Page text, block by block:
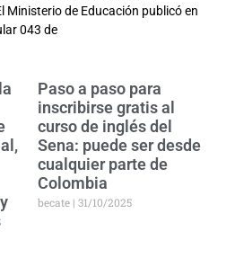
Ministerio de Educación publicó en
043 de
Paso a paso para
inscribirse gratis al
curso de inglés del
Sena: puede ser desde
cualquier parte de
Colombia
becate 31/10/2025